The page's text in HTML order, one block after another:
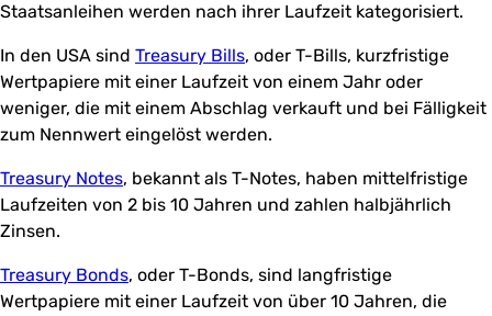
Staatsanleihen werden nach ihrer Laufzeit kategorisiert.
In den USA sind Treasury Bills, oder T-Bills, kurzfristige
Wertpapiere mit einer Laufzeit von einem Jahr oder
weniger, die mit einem Abschlag verkauft und bei Fälligkeit
zum Nennwert eingelöst werden.
Treasury Notes, bekannt als T-Notes, haben mittelfristige
Laufzeiten von 2 bis 10 Jahren und zahlen halbjährlich
Zinsen.
Treasury Bonds, oder T-Bonds, sind langfristige
Wertpapiere mit einer Laufzeit von über 10 Jahren, die